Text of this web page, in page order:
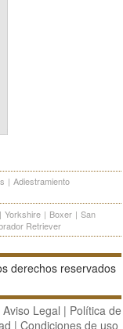
| Adiestramiento
| Yorkshire | Boxer | San
Retriever
derechos reservados
Aviso Legal | Política de
| Condiciones de uso